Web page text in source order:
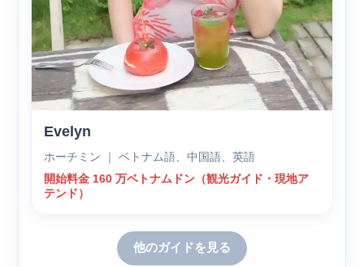
Evelyn
ホーチミン ｜ ベトナム語、中国語、英語
開始料金 160 万ベトナムドン（観光ガイド・現地ア
テンド）
他のガイドを見る